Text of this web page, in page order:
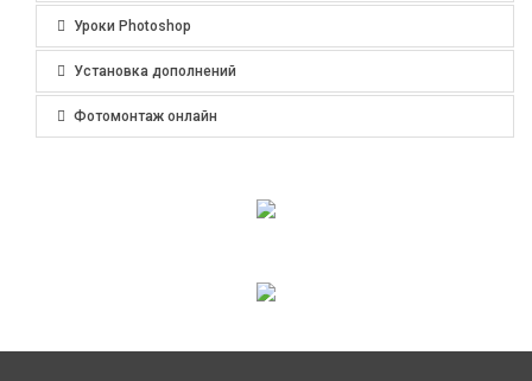
Уроки Photoshop
Установка дополнений
Фотомонтаж онлайн